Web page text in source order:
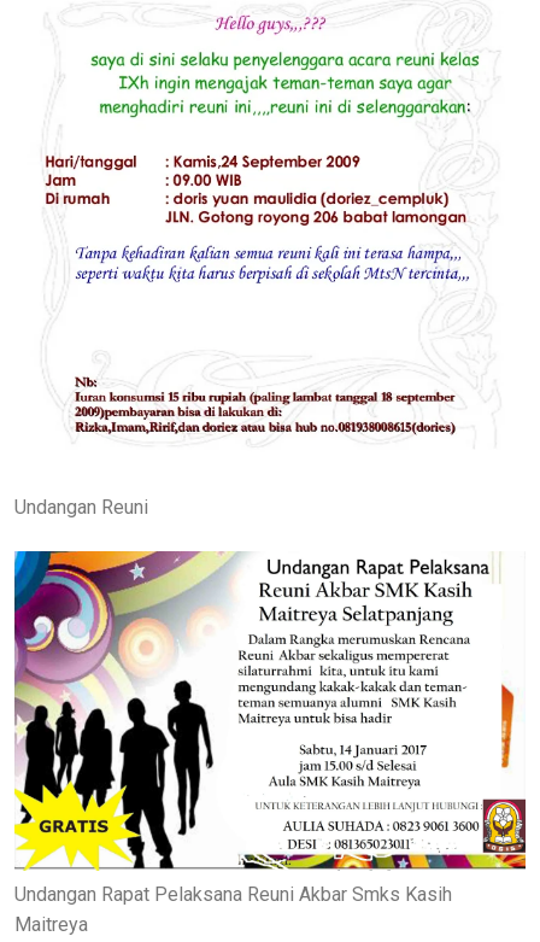
Undangan Reuni
Undangan Rapat Pelaksana Reuni Akbar Smks Kasih
Maitreya